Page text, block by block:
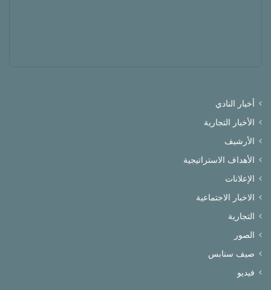
أخبار النادي
الأخبار التجارية
الأرشيف
الأهداف الاستراتيجية
الإعلانات
الاخبار الاجتماعية
التجارية
الصور
صيف سنابس
فيديو